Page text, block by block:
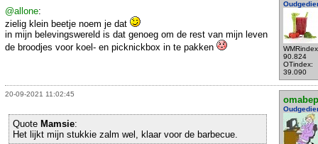
90.824
OTindex:
39.090
@allone:
zielig klein beetje noem je dat
in mijn belevingswereld is dat genoeg om de rest van mijn leven
de broodjes voor koel- en picknickbox in te pakken
20-09-2021 11:02:45
omabep
Quote Mamsie:
Het lijkt mijn stukkie zalm wel, klaar voor de barbecue.